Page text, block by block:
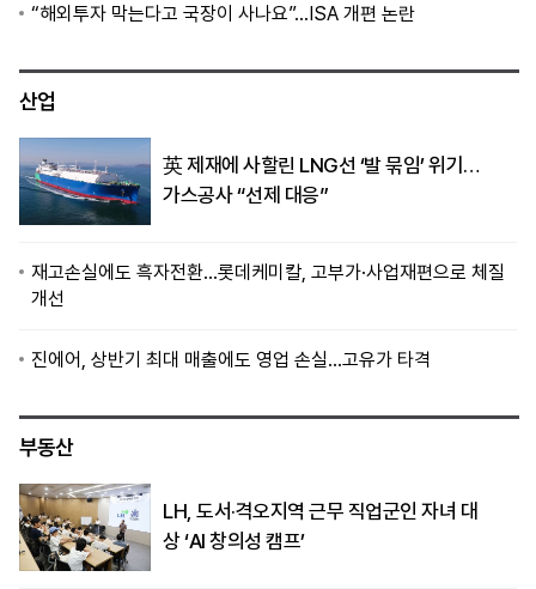
“해외투자 막는다고 국장이 사나요”…ISA 개편 논란
산업
英 제재에 사할린 LNG선 ‘발 묶임’ 위기…
가스공사 “선제 대응”
재고손실에도 흑자전환…롯데케미칼, 고부가·사업재편으로 체질
개선
진에어, 상반기 최대 매출에도 영업 손실…고유가 타격
부동산
LH, 도서·격오지역 근무 직업군인 자녀 대
상 ‘AI 창의성 캠프’